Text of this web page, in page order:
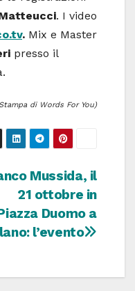
. I video
. Mix e Master
presso il
di Words For You)
Mussida, il
21 ottobre in
Duomo a
l’evento